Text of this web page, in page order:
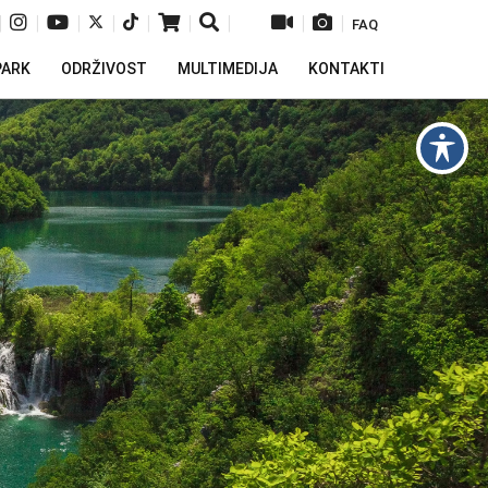
| | | | | | | | FAQ
ODRŽIVOST MULTIMEDIJA KONTAKTI